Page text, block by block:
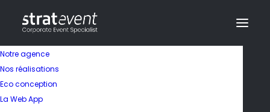
Notre agence
Nos réalisations
Eco conception
La Web App